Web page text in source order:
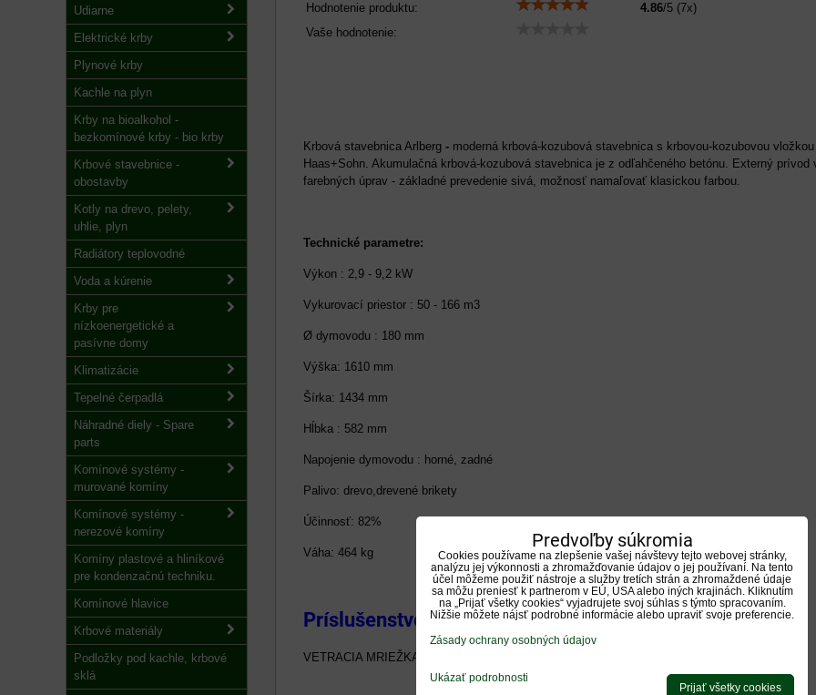
Hodnotenie produktu: 4.86/5 (7x)
Vaše hodnotenie:
Krbová stavebnica Arlberg - moderná krbová-kozubová stavebnica s krbovou-kozubovou
Haas+Sohn. Akumulačná krbová-kozubová stavebnica je z odľahčeného betónu. Externý
farebných úprav - základné prevedenie sivá, možnosť namaľovať klasickou farbou.
Technické parametre:
Výkon : 2,9 - 9,2 kW
Vykurovací priestor : 50 - 166 m3
Ø dymovodu : 180 mm
Výška: 1610 mm
Šírka: 1434 mm
Hĺbka : 582 mm
Napojenie dymovodu : horné, zadné
Palivo: drevo,drevené brikety
Účinnosť: 82%
Váha: 464 kg
Príslušenstvo za príplatok:
VETRACIA MRIEŽKA PRI VYUŽITÍ HORNÉHO VÝVODU SPALÍN
Udiarne
Elektrické krby
Plynové krby
Kachle na plyn
Krby na bioalkohol -
bezkomínové krby - bio krby
Krbové stavebnice -
obostavby
Kotly na drevo, pelety,
uhlie, plyn
Radiátory teplovodné
Voda a kúrenie
Krby pre
nízkoenergetické a
pasívne domy
Klimatizácie
Tepelné čerpadlá
Náhradné diely - Spare
parts
Komínové systémy -
murované komíny
Komínové systémy -
nerezové komíny
Komíny plastové a hliníkové
pre kondenzačnú techniku.
Komínové hlavice
Krbové materiály
Podložky pod kachle, krbové
sklá
Predvoľby súkromia
Cookies používame na zlepšenie vašej návštevy tejto webovej stránky,
analýzu jej výkonnosti a zhromažďovanie údajov o jej používaní. Na tento
účel môžeme použiť nástroje a služby tretích strán a zhromaždené údaje
sa môžu preniesť k partnerom v EÚ, USA alebo iných krajinách. Kliknutím
na „Prijať všetky cookies“ vyjadrujete svoj súhlas s týmto spracovaním.
Nižšie môžete nájsť podrobné informácie alebo upraviť svoje preferencie.
Zásady ochrany osobných údajov
Ukázať podrobnosti
Prijať všetky cookies